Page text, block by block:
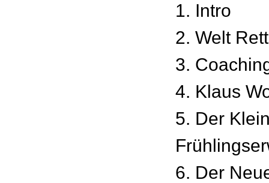
1. Intro
2. Welt
3.
4. Klaus
5. Der
6. Der